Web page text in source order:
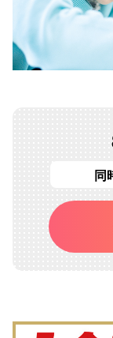
同